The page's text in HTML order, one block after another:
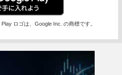
ロゴは、Google Inc. の商標です。